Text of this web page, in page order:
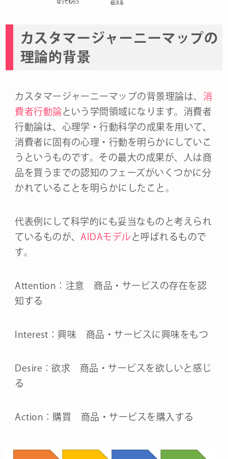
カスタマージャーニーマップの
理論的背景
カスタマージャーニーマップの背景理論は、 消
費者行動論という学問領域になります。消費者
行動論は、心理学・行動科学の成果を用いて、
消費者に固有の心理・行動を明らかにしていこ
うというものです。その最大の成果が、人は商
品を買うまでの認知のフェーズがいくつかに分
かれていることを明らかにしたこと。
代表例にして科学的にも妥当なものと考えられ
ているものが、 AIDAモデル と呼ばれるもので
す。
Attention：注意 商品・サービスの存在を認
知する
Interest：興味 商品・サービスに興味をもつ
Desire：欲求 商品・サービスを欲しいと感じ
る
Action：購買 商品・サービスを購入する